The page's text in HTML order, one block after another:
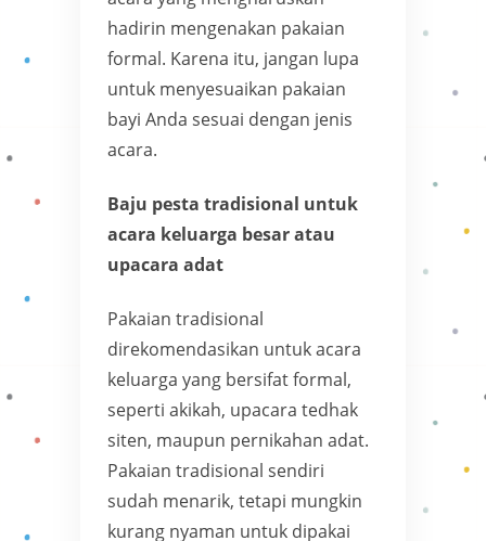
hadirin mengenakan pakaian
formal. Karena itu, jangan lupa
untuk menyesuaikan pakaian
bayi Anda sesuai dengan jenis
acara.
Baju pesta tradisional untuk
acara keluarga besar atau
upacara adat
Pakaian tradisional
direkomendasikan untuk acara
keluarga yang bersifat formal,
seperti akikah, upacara tedhak
siten, maupun pernikahan adat.
Pakaian tradisional sendiri
sudah menarik, tetapi mungkin
kurang nyaman untuk dipakai